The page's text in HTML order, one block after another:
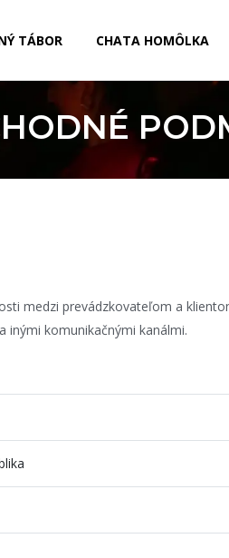
TÁBOR CHATA HOMÔLKA
medzi prevádzkovateľom a
a inými komunikačnými kanálmi.